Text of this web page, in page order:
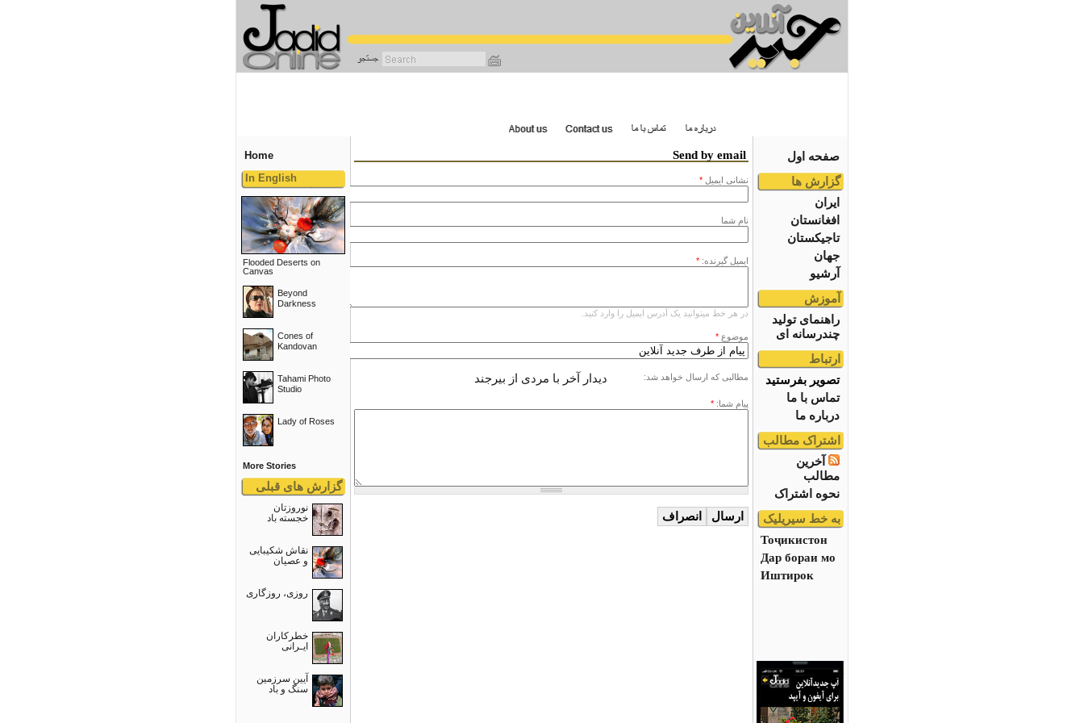
صفحه اول
گزارش ها
ایران
افغانستان
تاجیکستان
جهان
آرشیو
آموزش
راهنمای تولید
چندرسانه ای
ارتباط
تصویر بفرستید
تماس با ما
درباره ما
اشتراک مطالب
آخرین
مطالب
نحوه اشتراک
به خط سیریلیک
Тоҷикистон
Дар бораи мо
Иштирок
Home
In English
Flooded Deserts on
Canvas
Beyond
Darkness
Cones of
Kandovan
Tahami Photo
Studio
Lady of Roses
More Stories
گزارش های قبلی
نوروزتان
خجسته باد
نقاش شکیبایی
و عصيان
روزی، روزگاری
خطرکاران
ایـرانی
آیین سرزمین
سنگ و باد
Send by email
نشانى ايميل *
نام شما
ایمیل گیرنده: *
در هر خط میتوانید یک آدرس ایمیل را وارد کنید.
موضوع *
مطالبی که ارسال خواهد شد: دیدار آخر با مردی از بیرجند
پیام شما: *